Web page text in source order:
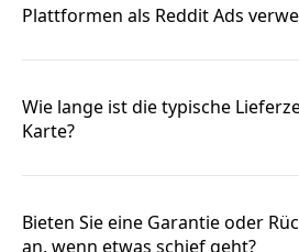
Plattformen als Reddit Ads
Wie lange ist die typische
Karte?
Bieten Sie eine Garantie oder
an, wenn etwas schief geht?